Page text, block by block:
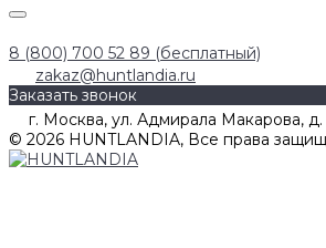
8 (800) 700 52 89 (бесплатный)
zakaz@huntlandia.ru
Заказать звонок
г. Москва, ул. Адмирала Макарова, д.
© 2026 HUNTLANDIA, Все права